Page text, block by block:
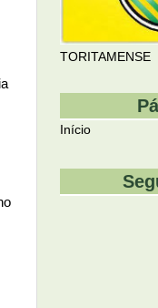
TORITAMENSE
Início